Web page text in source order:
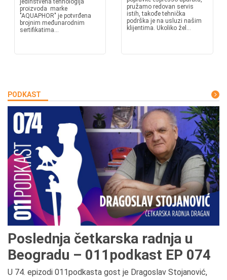
jedinstvena tehnologija
proizvoda marke
"AQUAPHOR" je potvrđena
brojnim međunarodnim
sertifikatima...
pružamo redovan servis
istih, takođe tehnička
podrška je na usluzi našim
klijentima. Ukoliko žel...
PODKAST
Poslednja četkarska radnja u
Beogradu – 011podkast EP 074
U 74. epizodi 011podkasta gost je Dragoslav Stojanović,